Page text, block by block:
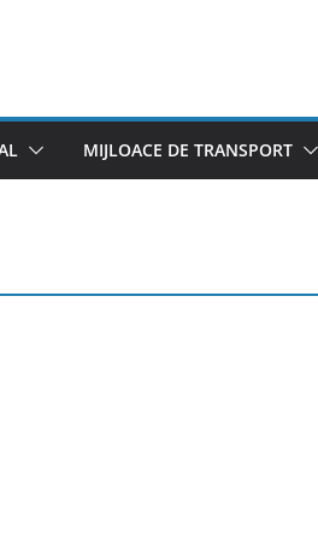
MIJLOACE DE TRANSPORT